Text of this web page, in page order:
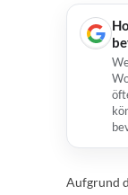
Aufgrund